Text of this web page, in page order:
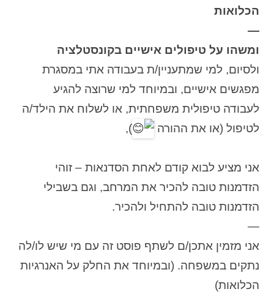
הכלואות
—
ומשהו על טיפולים אישיים בקונסטלציה
ולסיום, למי שמתעניין/ת בעבודה אתי במסגרת
מפגשים אישיים, ובמיוחד למי שרוצה להגיע
לעבודה טיפולית משפחתית, או לשלוח את הילד/ה
לטיפול (או את ההורה
),
אני מציע לבוא קודם לאחת הסדנאות – זוהי
הזדמנות טובה להכיר את המרחב, וגם בשבילי
הזדמנות טובה להתחיל ולהכיר.
—
אני מזמין אתכן/ם לשתף פוסט זה עם מי שיש לו/לה
נתקים במשפחה. (ובמיוחד את החלק על האנרגיות
הכלואות)